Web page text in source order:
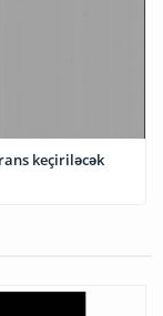
keçiriləcək